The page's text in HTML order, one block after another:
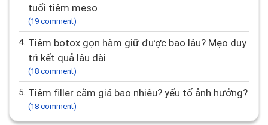
tuổi tiêm meso
(19 comment)
4. Tiêm botox gọn hàm giữ được bao lâu? Mẹo duy
trì kết quả lâu dài
(18 comment)
5. Tiêm filler cằm giá bao nhiêu? yếu tố ảnh hưởng?
(18 comment)